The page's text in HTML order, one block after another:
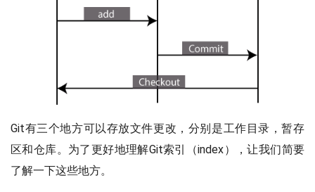
Git有三个地方可以存放文件更改，分别是工作目录，暂存
区和仓库。为了更好地理解Git索引（index），让我们简要
了解一下这些地方。